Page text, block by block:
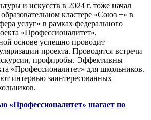
и искусств в 2024 г. тоже начал
кластере «Союз +» в
услуг» в рамках федерального
«Профессионалитет».
основе успешно проводит
проекта. Проводятся встречи
профпробы. Эффективны
«Профессионалитет» для школьников.
интервью заинтересованных
«Профессионалитет» шагает по